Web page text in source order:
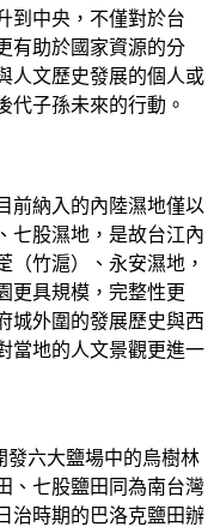
到中央，不僅對於台
有助於國家資源的分
人文歷史發展的個人或
代子孫未來的行動。
前納入的內陸濕地僅以
七股濕地，是故台江內
（竹滬）、永安濕地，
更具規模，完整性更
城外圍的發展歷史與西
當地的人文景觀更進一
發六大鹽場中的烏樹林
、七股鹽田同為南台灣
治時期的巴洛克鹽田辦